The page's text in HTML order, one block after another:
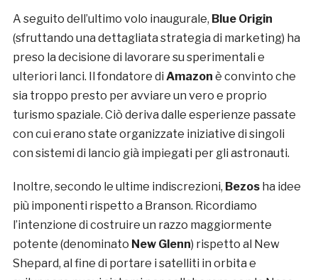
A seguito dell’ultimo volo inaugurale, Blue Origin
(sfruttando una dettagliata strategia di marketing) ha
preso la decisione di lavorare su sperimentali e
ulteriori lanci. Il fondatore di Amazon è convinto che
sia troppo presto per avviare un vero e proprio
turismo spaziale. Ciò deriva dalle esperienze passate
con cui erano state organizzate iniziative di singoli
con sistemi di lancio già impiegati per gli astronauti.
Inoltre, secondo le ultime indiscrezioni, Bezosha idee
più imponenti rispetto a Branson. Ricordiamo
l’intenzione di costruire un razzo maggiormente
potente (denominato New Glenn) rispetto al New
Shepard, al fine di portare i satelliti in orbita e